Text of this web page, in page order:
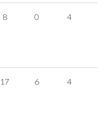
8 0 4
17 6 4